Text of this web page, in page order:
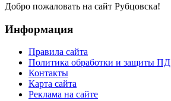
Добро пожаловать на сайт Рубцовска!
Информация
Правила сайта
Политика обработки и защиты ПД
Контакты
Карта сайта
Реклама на сайте